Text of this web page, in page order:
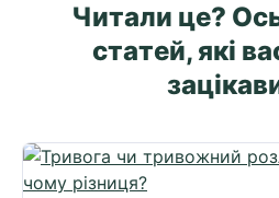
Читали це?
статей, які